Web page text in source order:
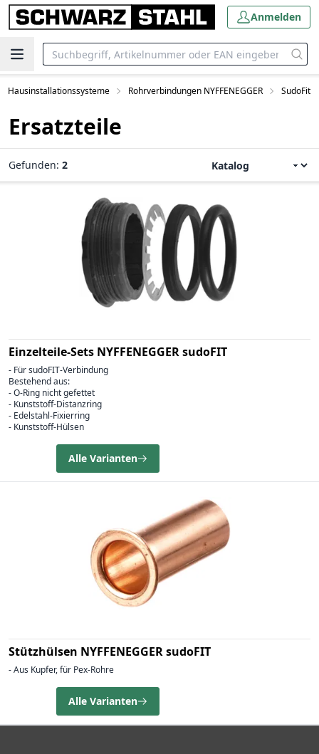
Anmelden
Hausinstallationssysteme Rohrverbindungen NYFFENEGGER SudoFit
Ersatzteile
Gefunden: 2
Einzelteile-Sets NYFFENEGGER sudoFIT
- Für sudoFIT-Verbindung
Bestehend aus:
- O-Ring nicht gefettet
- Kunststoff-Distanzring
- Edelstahl-Fixierring
- Kunststoff-Hülsen
Alle Varianten
Stützhülsen NYFFENEGGER sudoFIT
- Aus Kupfer, für Pex-Rohre
Alle Varianten